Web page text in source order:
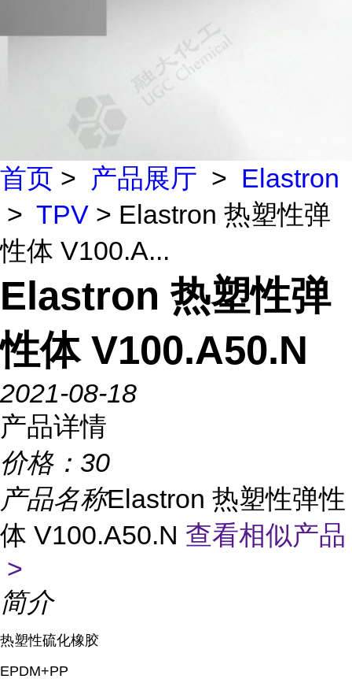
首页 > 产品展厅 > Elastron
> TPV > Elastron 热塑性弹
性体 V100.A...
Elastron 热塑性弹
性体 V100.A50.N
2021-08-18
产品详情
价格： 30
产品名称Elastron 热塑性弹性
体 V100.A50.N 查看相似产品
>
简介
热塑性硫化橡胶
EPDM+PP